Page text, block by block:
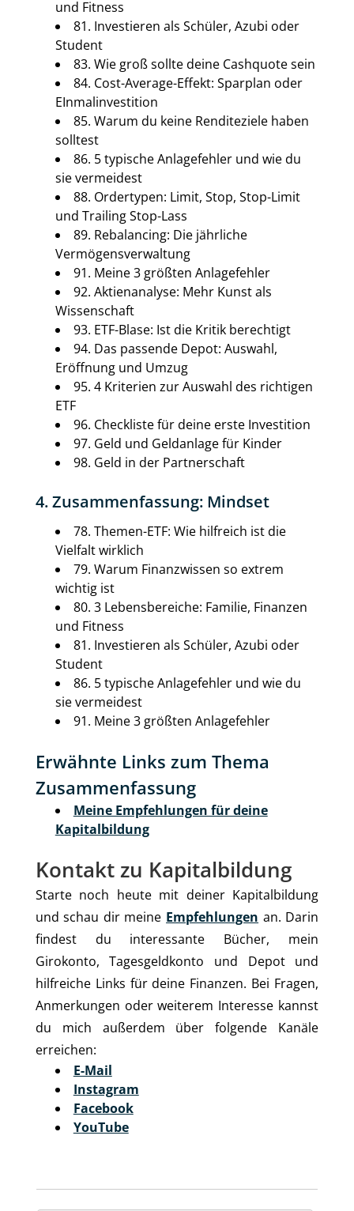
und Fitness
81. Investieren als Schüler, Azubi oder
Student
83. Wie groß sollte deine Cashquote sein
84. Cost-Average-Effekt: Sparplan oder
EInmalinvestition
85. Warum du keine Renditeziele haben
solltest
86. 5 typische Anlagefehler und wie du
sie vermeidest
88. Ordertypen: Limit, Stop, Stop-Limit
und Trailing Stop-Lass
89. Rebalancing: Die jährliche
Vermögensverwaltung
91. Meine 3 größten Anlagefehler
92. Aktienanalyse: Mehr Kunst als
Wissenschaft
93. ETF-Blase: Ist die Kritik berechtigt
94. Das passende Depot: Auswahl,
Eröffnung und Umzug
95. 4 Kriterien zur Auswahl des richtigen
ETF
96. Checkliste für deine erste Investition
97. Geld und Geldanlage für Kinder
98. Geld in der Partnerschaft
4. Zusammenfassung: Mindset
78. Themen-ETF: Wie hilfreich ist die
Vielfalt wirklich
79. Warum Finanzwissen so extrem
wichtig ist
80. 3 Lebensbereiche: Familie, Finanzen
und Fitness
81. Investieren als Schüler, Azubi oder
Student
86. 5 typische Anlagefehler und wie du
sie vermeidest
91. Meine 3 größten Anlagefehler
Erwähnte Links zum Thema
Zusammenfassung
Meine Empfehlungen für deine
Kapitalbildung
Kontakt zu Kapitalbildung
Starte noch heute mit deiner Kapitalbildung
und schau dir meine Empfehlungen an. Darin
findest du interessante Bücher, mein
Girokonto, Tagesgeldkonto und Depot und
hilfreiche Links für deine Finanzen. Bei Fragen,
Anmerkungen oder weiterem Interesse kannst
du mich außerdem über folgende Kanäle
erreichen:
E-Mail
Instagram
Facebook
YouTube